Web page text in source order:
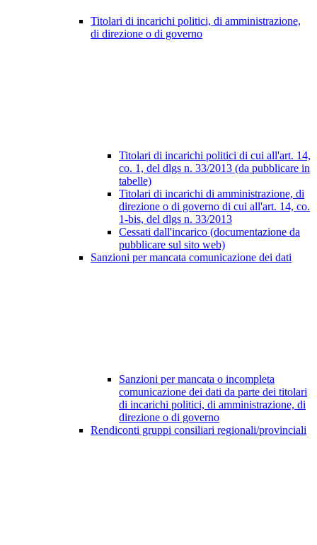
Titolari di incarichi politici, di amministrazione,
di direzione o di governo
Titolari di incarichi politici di cui all'art. 14,
co. 1, del dlgs n. 33/2013 (da pubblicare in
tabelle)
Titolari di incarichi di amministrazione, di
direzione o di governo di cui all'art. 14, co.
1-bis, del dlgs n. 33/2013
Cessati dall'incarico (documentazione da
pubblicare sul sito web)
Sanzioni per mancata comunicazione dei dati
Sanzioni per mancata o incompleta
comunicazione dei dati da parte dei titolari
di incarichi politici, di amministrazione, di
direzione o di governo
Rendiconti gruppi consiliari regionali/provinciali